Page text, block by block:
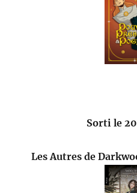
Sorti le
Les Autres de